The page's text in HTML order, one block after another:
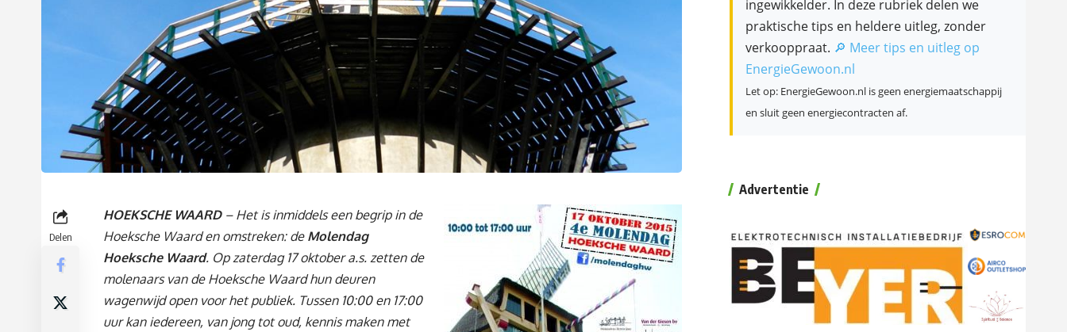
Delen
HOEKSCHE WAARD– Het is inmiddels een begrip in de
Hoeksche Waard en omstreken: de Molendag
Hoeksche Waard. Op zaterdag 17 oktober a.s. zetten de
molenaars van de Hoeksche Waard hun deuren
wagenwijd open voor het publiek. Tussen 10:00 en 17:00
uur kan iedereen, van jong tot oud, kennis maken met
ingewikkelder. In deze rubriek delen we
praktische tips en heldere uitleg, zonder
verkooppraat. 🔎 Meer tips en uitleg op
EnergieGewoon.nl
Let op: EnergieGewoon.nl is geen energiemaatschappij
en sluit geen energiecontracten af.
Advertentie